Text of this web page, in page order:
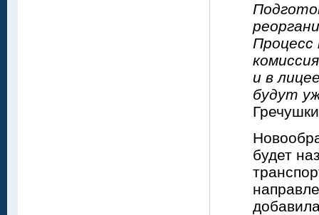
и в
будут
будет